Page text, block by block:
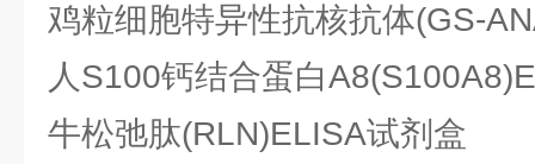
鸡粒细胞特异性抗核抗体(GS-
人S100钙结合蛋白
牛松弛肽(RLN)ELISA试剂盒